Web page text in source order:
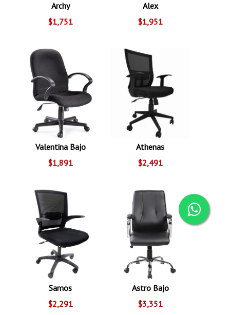
Archy
$1,751
Alex
$1,951
Valentina Bajo
$1,891
Athenas
$2,491
Samos
$2,291
Astro Bajo
$3,351